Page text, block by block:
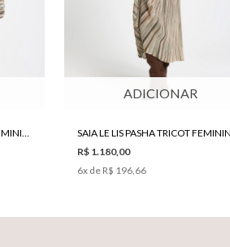
BLUSA LE LIS PASHA TRICOT FEMININA
ADICIONAR
SAIA LE LIS PASHA TRICOT
R$ 1.180,00
6x de R$ 196,66